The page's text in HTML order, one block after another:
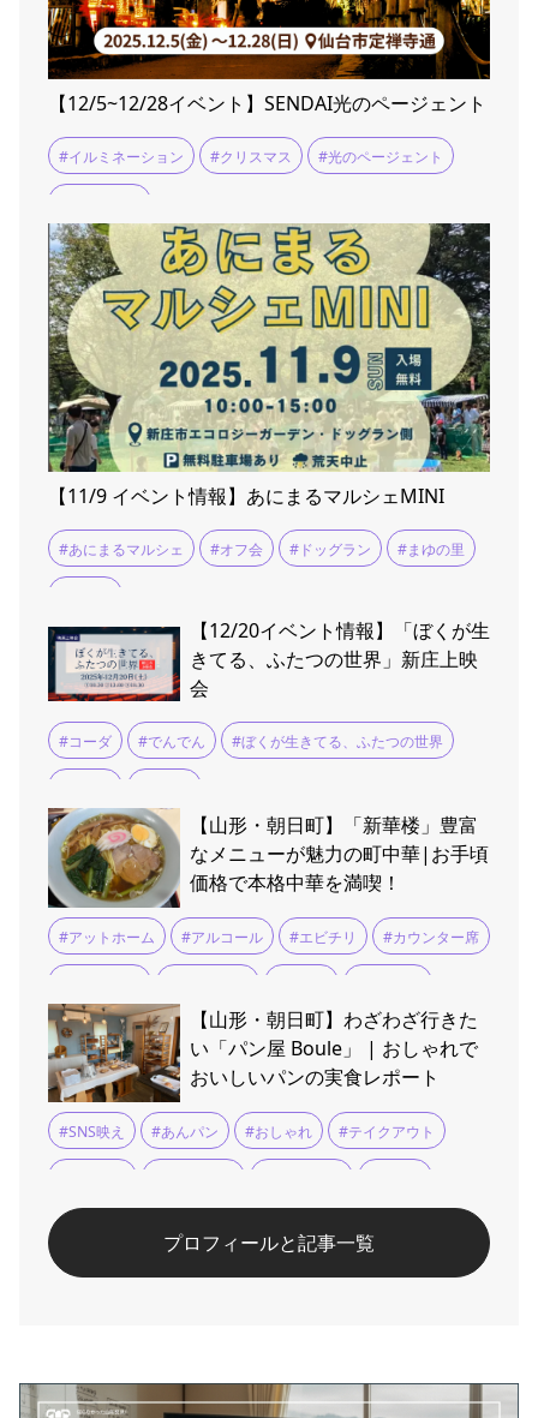
【12/5~12/28イベント】SENDAI光のページェント
#イルミネーション #クリスマス #光のページェント
【11/9 イベント情報】あにまるマルシェMINI
#あにまるマルシェ #オフ会 #ドッグラン #まゆの里
【12/20イベント情報】「ぼくが生
きてる、ふたつの世界」新庄上映
会
#コーダ #でんでん #ぼくが生きてる、ふたつの世界
【山形・朝日町】「新華楼」豊富
なメニューが魅力の町中華|お手頃
価格で本格中華を満喫！
#アットホーム #アルコール #エビチリ #カウンター席
#ラーメン #ランチ #家族向け #平日限定 #無料
#町中華 #酢豚 #餃子
【山形・朝日町】わざわざ行きた
い「パン屋 Boule」 | おしゃれで
おいしいパンの実食レポート
#SNS映え #あんパン #おしゃれ #テイクアウト
#菓子パン
プロフィールと記事一覧